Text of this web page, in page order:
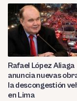
Rafael López Aliaga
anuncia nuevas
la descongestión
en Lima